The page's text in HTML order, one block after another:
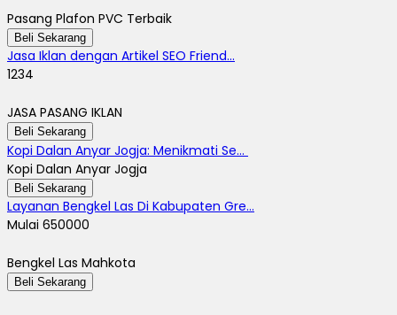
Pasang Plafon PVC Terbaik
Beli Sekarang
Jasa Iklan dengan Artikel SEO Friend...
1234
JASA PASANG IKLAN
Beli Sekarang
Kopi Dalan Anyar Jogja: Menikmati Se...
Kopi Dalan Anyar Jogja
Beli Sekarang
Layanan Bengkel Las Di Kabupaten Gre...
Mulai 650000
Bengkel Las Mahkota
Beli Sekarang